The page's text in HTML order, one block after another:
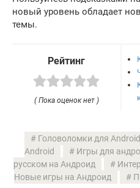
новый уровень обладает
темы.
Рейтинг
( Пока оценок нет )
Головоломки для Android
Android
Игры для
русском на Андроид
Новые игры на Андроид